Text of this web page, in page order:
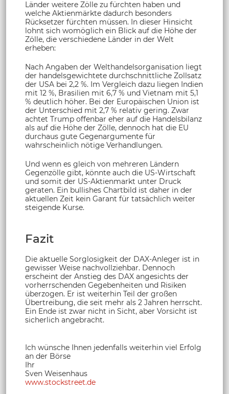
Länder weitere Zölle zu fürchten haben und
welche Aktienmärkte dadurch besonders
Rücksetzer fürchten müssen. In dieser Hinsicht
lohnt sich womöglich ein Blick auf die Höhe der
Zölle, die verschiedene Länder in der Welt
erheben:
Nach Angaben der Welthandelsorganisation liegt
der handelsgewichtete durchschnittliche Zollsatz
der USA bei 2,2 %. Im Vergleich dazu liegen Indien
mit 12 %, Brasilien mit 6,7 % und Vietnam mit 5,1
% deutlich höher. Bei der Europäischen Union ist
der Unterschied mit 2,7 % relativ gering. Zwar
achtet Trump offenbar eher auf die Handelsbilanz
als auf die Höhe der Zölle, dennoch hat die EU
durchaus gute Gegenargumente für
wahrscheinlich nötige Verhandlungen.
Und wenn es gleich von mehreren Ländern
Gegenzölle gibt, könnte auch die US-Wirtschaft
und somit der US-Aktienmarkt unter Druck
geraten. Ein bullishes Chartbild ist daher in der
aktuellen Zeit kein Garant für tatsächlich weiter
steigende Kurse.
Fazit
Die aktuelle Sorglosigkeit der DAX-Anleger ist in
gewisser Weise nachvollziehbar. Dennoch
erscheint der Anstieg des DAX angesichts der
vorherrschenden Gegebenheiten und Risiken
überzogen. Er ist weiterhin Teil der großen
Übertreibung, die seit mehr als 2 Jahren herrscht.
Ein Ende ist zwar nicht in Sicht, aber Vorsicht ist
sicherlich angebracht.
Ich wünsche Ihnen jedenfalls weiterhin viel Erfolg
an der Börse
Ihr
Sven Weisenhaus
www.stockstreet.de